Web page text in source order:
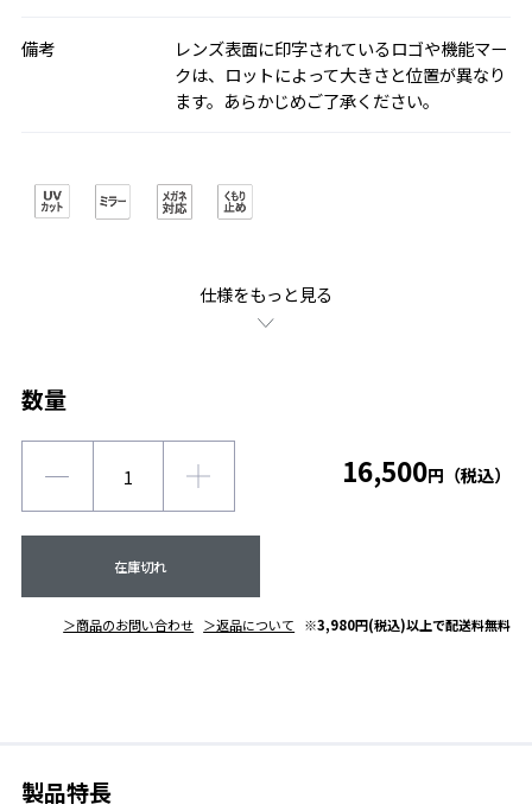
備考
レンズ表面に印字されているロゴや機能マー
クは、ロットによって大きさと位置が異なり
ます。あらかじめご了承ください。
仕様をもっと見る
数量
16,500円（税込）
在庫切れ
＞商品のお問い合わせ ＞返品について ※3,980円(税込)以上で配送料無料
製品特長